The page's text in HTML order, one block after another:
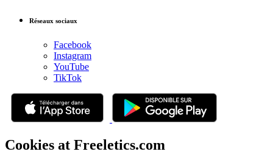
Réseaux sociaux
Facebook
Instagram
YouTube
TikTok
Cookies at Freeletics.com